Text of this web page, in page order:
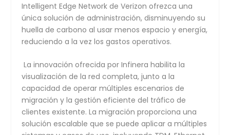
Intelligent Edge Network de Verizon ofrezca una
única solución de administración, disminuyendo su
huella de carbono al usar menos espacio y energía,
reduciendo a la vez los gastos operativos.
La innovación ofrecida por Infinera habilita la
visualización de la red completa, junto a la
capacidad de operar múltiples escenarios de
migración y la gestión eficiente del tráfico de
clientes existente. La migración proporciona una
solución escalable que se puede aplicar a múltiples